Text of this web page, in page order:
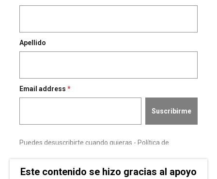
Este contenido se hizo gracias al apoyo